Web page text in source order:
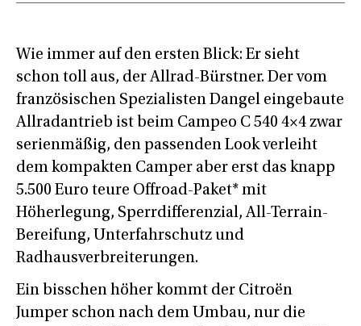
Wie immer auf den ersten Blick: Er sieht
schon toll aus, der Allrad-Bürstner. Der vom
französischen Spezialisten Dangel eingebaute
Allradantrieb ist beim Campeo C 540 4×4 zwar
serienmäßig, den passenden Look verleiht
dem kompakten Camper aber erst das knapp
5.500 Euro teure Offroad-Paket* mit
Höherlegung, Sperrdifferenzial, All-Terrain-
Bereifung, Unterfahrschutz und
Radhausverbreiterungen.
Ein bisschen höher kommt der Citroën
Jumper schon nach dem Umbau, nur die